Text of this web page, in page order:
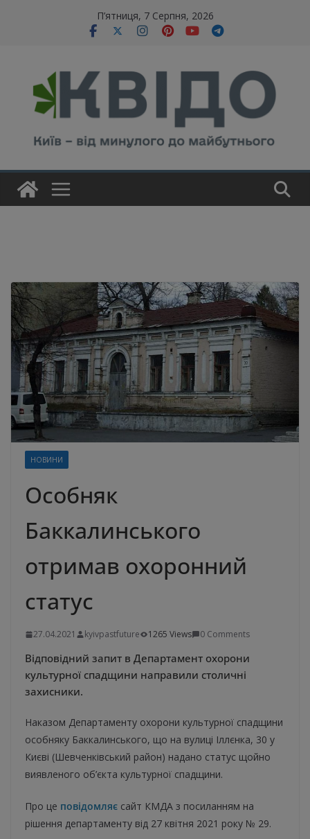
П’ятниця, 7 Серпня, 2026
НОВИНИ
Особняк
Баккалинського
отримав охоронний
статус
27.04.2021 kyivpastfuture 1265 Views 0 Comments
Відповідний запит в Департамент охорони
культурної спадщини направили столичні
захисники.
Наказом Департаменту охорони культурної спадщини
особняку Баккалинського, що на вулиці Іллєнка, 30 у
Києві (Шевченківський район) надано статус щойно
виявленого об’єкта культурної спадщини.
Про це повідомляє сайт КМДА з посиланням на
рішення департаменту від 27 квітня 2021 року № 29.
modal-check